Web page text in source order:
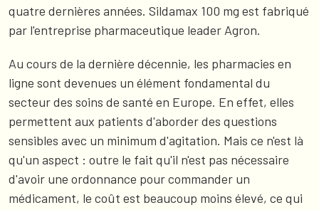
quatre dernières années. Sildamax 100 mg est fabriqué
par l'entreprise pharmaceutique leader Agron.
Au cours de la dernière décennie, les pharmacies en
ligne sont devenues un élément fondamental du
secteur des soins de santé en Europe. En effet, elles
permettent aux patients d'aborder des questions
sensibles avec un minimum d'agitation. Mais ce n'est là
qu'un aspect : outre le fait qu'il n'est pas nécessaire
d'avoir une ordonnance pour commander un
médicament, le coût est beaucoup moins élevé, ce qui